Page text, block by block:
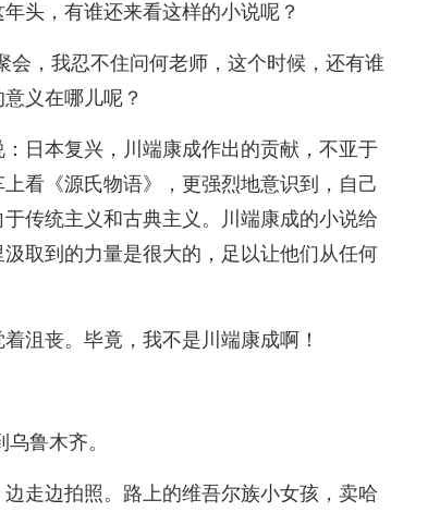
头，有谁还来看这样的小说呢？
会，我忍不住问何老师，这个时候，还有谁
义在哪儿呢？
日本复兴，川端康成作出的贡献，不亚于
看《源氏物语》，更强烈地意识到，自己
传统主义和古典主义。川端康成的小说给
取到的力量是很大的，足以让他们从任何
沮丧。毕竟，我不是川端康成啊！
鲁木齐。
走边拍照。路上的维吾尔族小女孩，卖哈